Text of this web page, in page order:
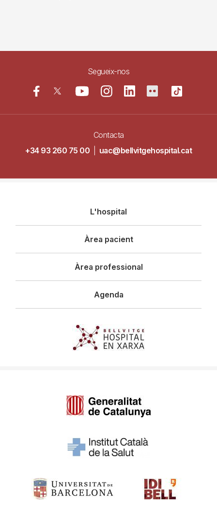
Segueix-nos
Contacta
+34 93 260 75 00
uac@bellvitgehospital.cat
principal
L'hospital
Àrea pacient
Àrea professional
Agenda